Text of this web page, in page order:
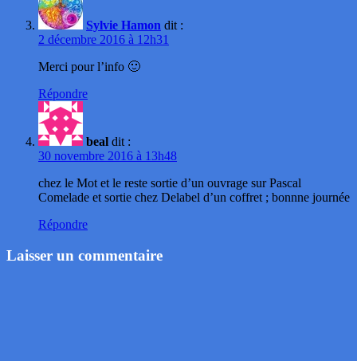
Sylvie Hamon dit :
2 décembre 2016 à 12h31
Merci pour l’info 🙂
Répondre
beal dit :
30 novembre 2016 à 13h48
chez le Mot et le reste sortie d’un ouvrage sur Pascal
Comelade et sortie chez Delabel d’un coffret ; bonnne journée
Répondre
Laisser un commentaire